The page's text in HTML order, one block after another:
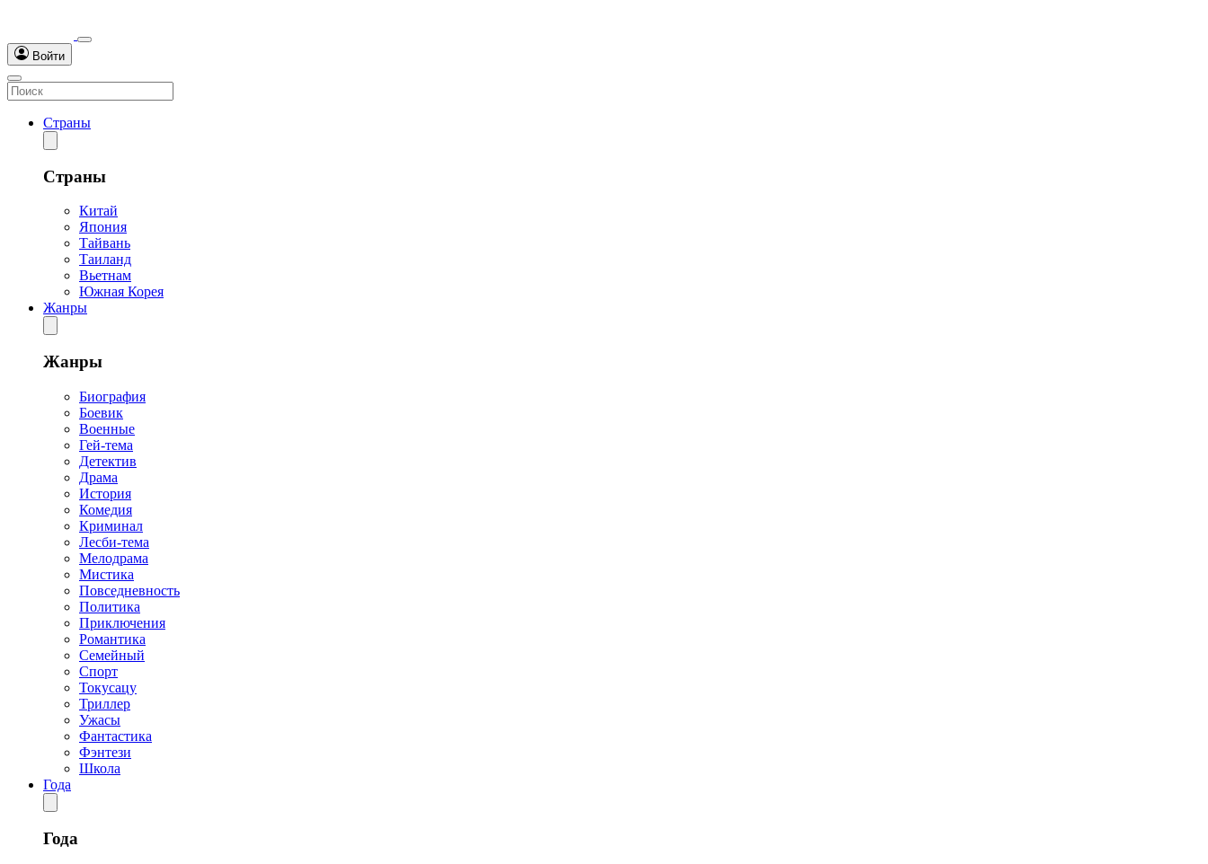
Войти
Страны
Страны
Китай
Япония
Тайвань
Таиланд
Вьетнам
Южная Корея
Жанры
Жанры
Биография
Боевик
Военные
Гей-тема
Детектив
Драма
История
Комедия
Криминал
Лесби-тема
Мелодрама
Мистика
Повседневность
Политика
Приключения
Романтика
Семейный
Спорт
Токусацу
Триллер
Ужасы
Фантастика
Фэнтези
Школа
Года
Года